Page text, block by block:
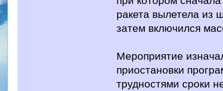
ракета вылетела из
затем включился
Мероприятие
приостановки
трудностями сроки